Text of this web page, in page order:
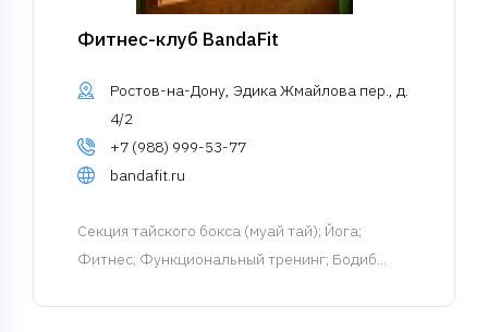
Фитнес-клуб BandaFit
Ростов-на-Дону, Эдика Жмайлова пер., д.
4/2
+7 (988) 999-53-77
bandafit.ru
Cекция тайского бокса (муай тай); Йога;
Фитнес; Функциональный тренинг; Бодиб...